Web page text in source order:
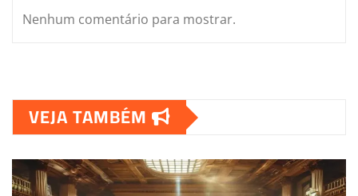
Nenhum comentário para mostrar.
VEJA TAMBÉM